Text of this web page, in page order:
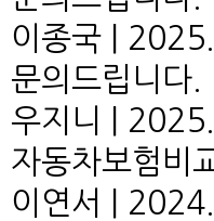
이종국
문의드립니다.
우지니
자동차보험비
이연서